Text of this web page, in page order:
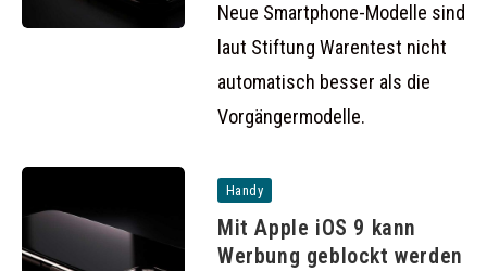
Neue Smartphone-Modelle sind
laut Stiftung Warentest nicht
automatisch besser als die
Vorgängermodelle.
Handy
Mit Apple iOS 9 kann
Werbung geblockt werden